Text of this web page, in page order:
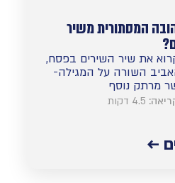
המסתורית משיר
את שיר השירים בפסח,
השורה על המגילה-
מרתק נוסף
4.5 דקות
←